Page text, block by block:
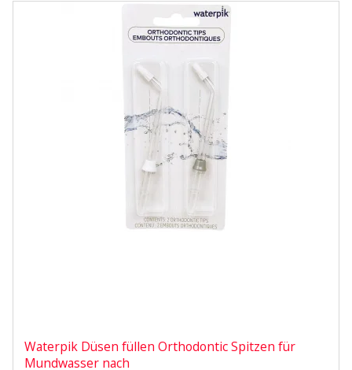
Waterpik Düsen füllen Orthodontic Spitzen für
Mundwasser nach